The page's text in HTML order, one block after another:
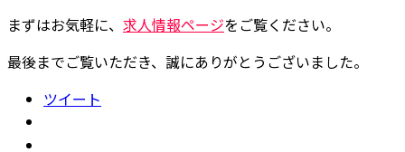
まずはお気軽に、 求人情報ページをご覧ください。
最後までご覧いただき、誠にありがとうございました。
ツイート